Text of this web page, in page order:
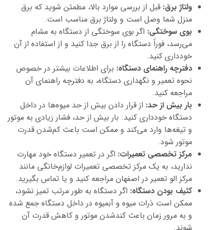
ولتاژ برق: قبل از بررسی موارد بالا، مطمئن شوید که برق
منزل شما وصل است و ولتاژ برق مناسب است.
بوی سوختگی: اگر بوی سوختگی از دستگاه به مشام
می‌رسد، فوراً دستگاه را از برق جدا کنید و از استفاده از آن
خودداری کنید.
دفترچه راهنمای دستگاه: برای اطلاعات بیشتر در خصوص
نحوه تعمیر و نگهداری دستگاه، به دفترچه راهنمای آن
مراجعه کنید.
بار بیش از حد: از قرار دادن بیش از حد میوه‌ها در داخل
دستگاه خودداری کنید. بار بیش از حد، فشار زیادی به موتور
و تیغه‌ها وارد می‌کند و ممکن است باعث کم‌شدن قدرت
موتور شود.
مرکز تخصصی تعمیرات: اگر در تعمیر دستگاه خود مهارت
ندارید، به یک مرکز تخصصی تعمیرات لوازم‌خانگی مانند
مرکز الو تعمیر در اصفهان مراجعه کنید و یا تماس بگیرید.
کثیف بودن دستگاه: اگر دستگاه به طور مرتب تمیز نشود،
ممکن است ذرات میوه و آبمیوه در داخل دستگاه جمع شده
و به مرور زمان باعث کندشدن موتور و کاهش قدرت آن